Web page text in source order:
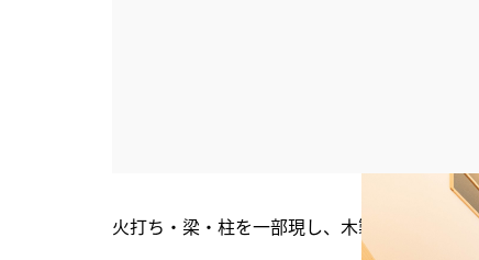
火打ち・梁・柱を一部現し、木製の室内窓を